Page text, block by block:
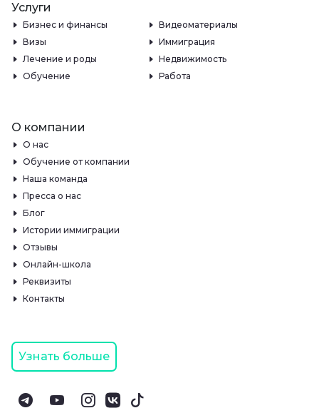
Услуги
Бизнес и финансы
Видеоматериалы
Визы
Иммиграция
Лечение и роды
Недвижимость
Обучение
Работа
О компании
О нас
Обучение от компании
Наша команда
Пресса о нас
Блог
Истории иммиграции
Отзывы
Онлайн-школа
Реквизиты
Контакты
Узнать больше